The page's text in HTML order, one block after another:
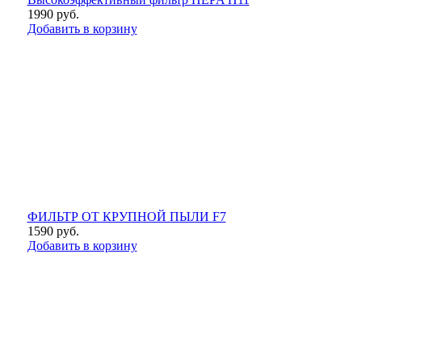
1990руб.
Добавить в корзину
ФИЛЬТР ОТ КРУПНОЙ ПЫЛИ F7
1590руб.
Добавить в корзину